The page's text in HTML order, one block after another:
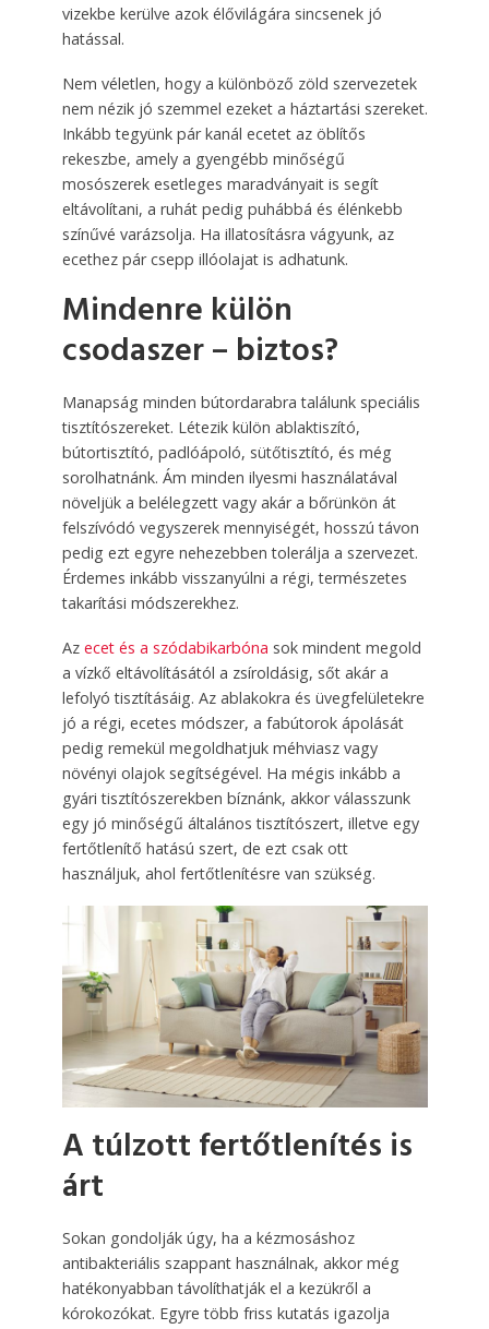
vizekbe kerülve azok élővilágára sincsenek jó
hatással.
Nem véletlen, hogy a különböző zöld szervezetek
nem nézik jó szemmel ezeket a háztartási szereket.
Inkább tegyünk pár kanál ecetet az öblítős
rekeszbe, amely a gyengébb minőségű
mosószerek esetleges maradványait is segít
eltávolítani, a ruhát pedig puhábbá és élénkebb
színűvé varázsolja. Ha illatosításra vágyunk, az
ecethez pár csepp illóolajat is adhatunk.
Mindenre külön
csodaszer – biztos?
Manapság minden bútordarabra találunk speciális
tisztítószereket. Létezik külön ablaktiszító,
bútortisztító, padlóápoló, sütőtisztító, és még
sorolhatnánk. Ám minden ilyesmi használatával
növeljük a belélegzett vagy akár a bőrünkön át
felszívódó vegyszerek mennyiségét, hosszú távon
pedig ezt egyre nehezebben tolerálja a szervezet.
Érdemes inkább visszanyúlni a régi, természetes
takarítási módszerekhez.
Az ecet és a szódabikarbóna sok mindent megold
a vízkő eltávolításától a zsíroldásig, sőt akár a
lefolyó tisztításáig. Az ablakokra és üvegfelületekre
jó a régi, ecetes módszer, a fabútorok ápolását
pedig remekül megoldhatjuk méhviasz vagy
növényi olajok segítségével. Ha mégis inkább a
gyári tisztítószerekben bíznánk, akkor válasszunk
egy jó minőségű általános tisztítószert, illetve egy
fertőtlenítő hatású szert, de ezt csak ott
használjuk, ahol fertőtlenítésre van szükség.
A túlzott fertőtlenítés is
árt
Sokan gondolják úgy, ha a kézmosáshoz
antibakteriális szappant használnak, akkor még
hatékonyabban távolíthatják el a kezükről a
kórokozókat. Egyre több friss kutatás igazolja